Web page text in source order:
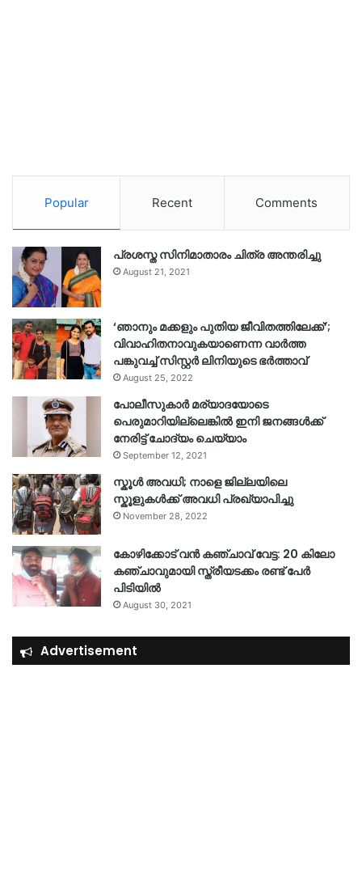
Popular Recent Comments
പ്രശസ്ത സിനിമാതാരം ചിത്ര അന്തരിച്ചു
August 21, 2021
‘ഞാനും മക്കളും പുതിയ ജീവിതത്തിലേക്ക്’;
വിവാഹിതനാവുകയാണെന്ന വാർത്ത
പങ്കുവച്ച് സിസ്റ്റർ ലിനിയുടെ ഭർത്താവ്
August 25, 2022
പോലീസുകാര്‍ മര്യാദയോടെ
പെരുമാറിയില്ലെങ്കില്‍ ഇനി ജനങ്ങള്‍ക്ക്
നേരിട്ട് ചോദ്യം ചെയ്യാം
September 12, 2021
സ്കൂൾ അവധി; നാളെ ജില്ലയിലെ
സ്കൂളുകൾക്ക് അവധി പ്രഖ്യാപിച്ചു
November 28, 2022
കോഴിക്കോട് വൻ കഞ്ചാവ് വേട്ട: 20 കിലോ
കഞ്ചാവുമായി സ്ത്രീയടക്കം രണ്ട് പേർ
പിടിയിൽ
August 30, 2021
Advertisement